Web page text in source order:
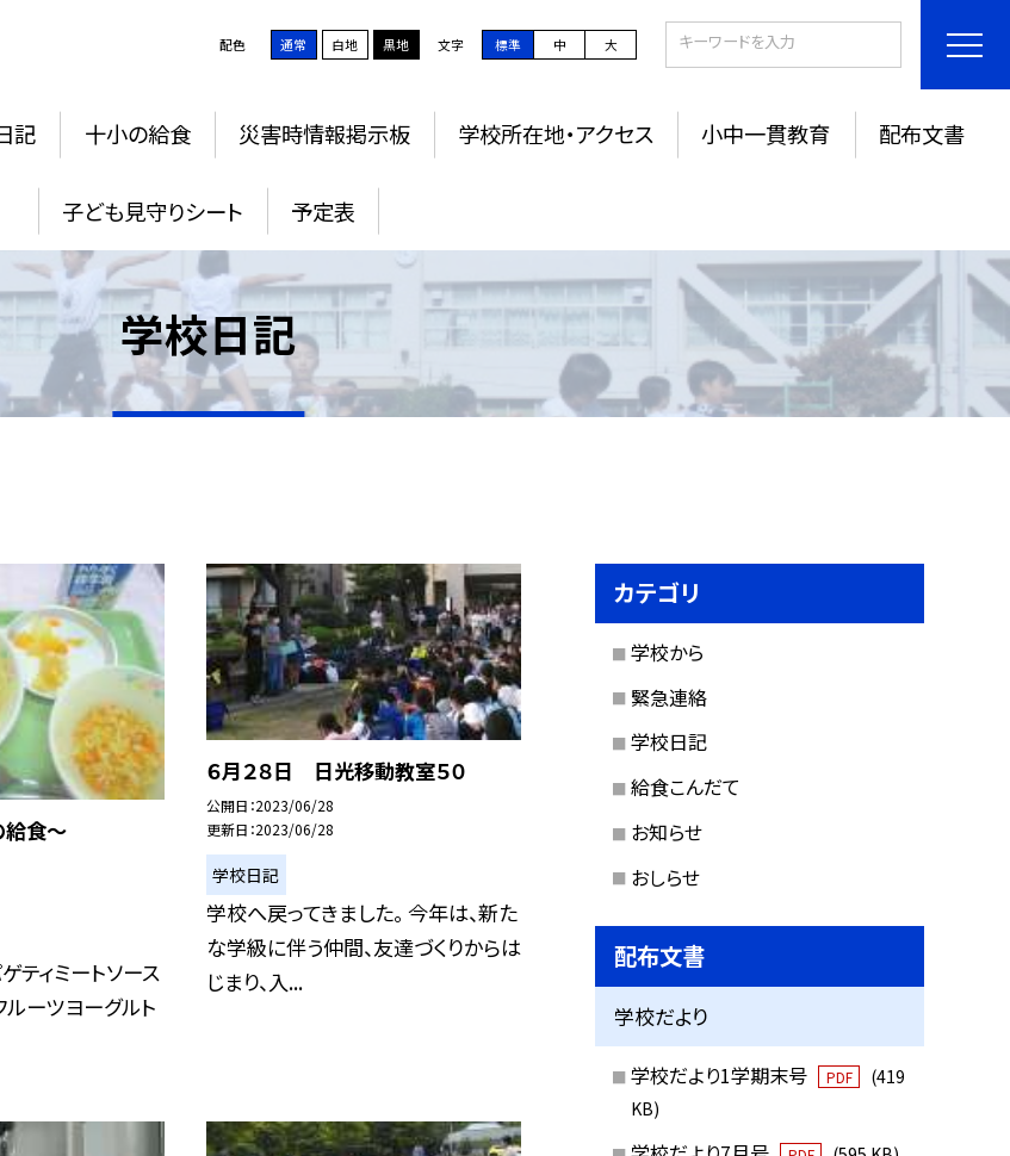
配色 通常 白地 黒地 文字 標準 中 大
記 十小の給食 災害時情報掲示板 学校所在地・アクセス 小中一貫教育 配布文書
子ども見守りシート 予定表
学校日記
給食〜
ィミートソース
ルーツヨーグルト
６月２８日 日光移動教室５０
公開日 2023/06/28
更新日 2023/06/28
学校日記
学校へ戻ってきました。 今年は、新た
な学級に伴う仲間、友達づくりからは
じまり、入...
カテゴリ
学校から
緊急連絡
学校日記
給食こんだて
お知らせ
おしらせ
配布文書
学校だより
学校だより1学期末号 PDF
(419
KB)